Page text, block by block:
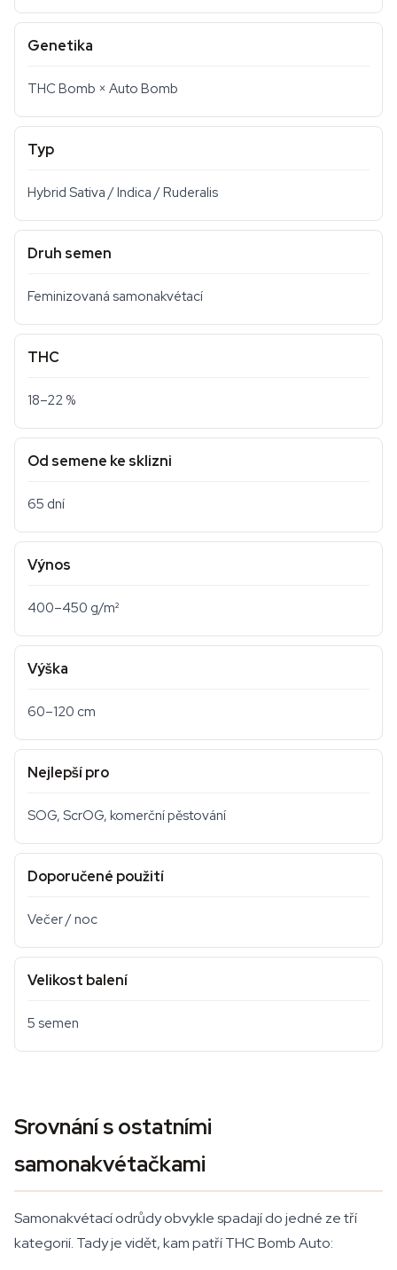
Genetika
THC Bomb × Auto Bomb
Typ
Hybrid Sativa / Indica / Ruderalis
Druh semen
Feminizovaná samonakvétací
THC
18–22 %
Od semene ke sklizni
65 dní
Výnos
400–450 g/m²
Výška
60–120 cm
Nejlepší pro
SOG, ScrOG, komerční pěstování
Doporučené použití
Večer / noc
Velikost balení
5 semen
Srovnání s ostatními
samonakvétačkami
Samonakvétací odrůdy obvykle spadají do jedné ze tří
kategorií. Tady je vidět, kam patří THC Bomb Auto: